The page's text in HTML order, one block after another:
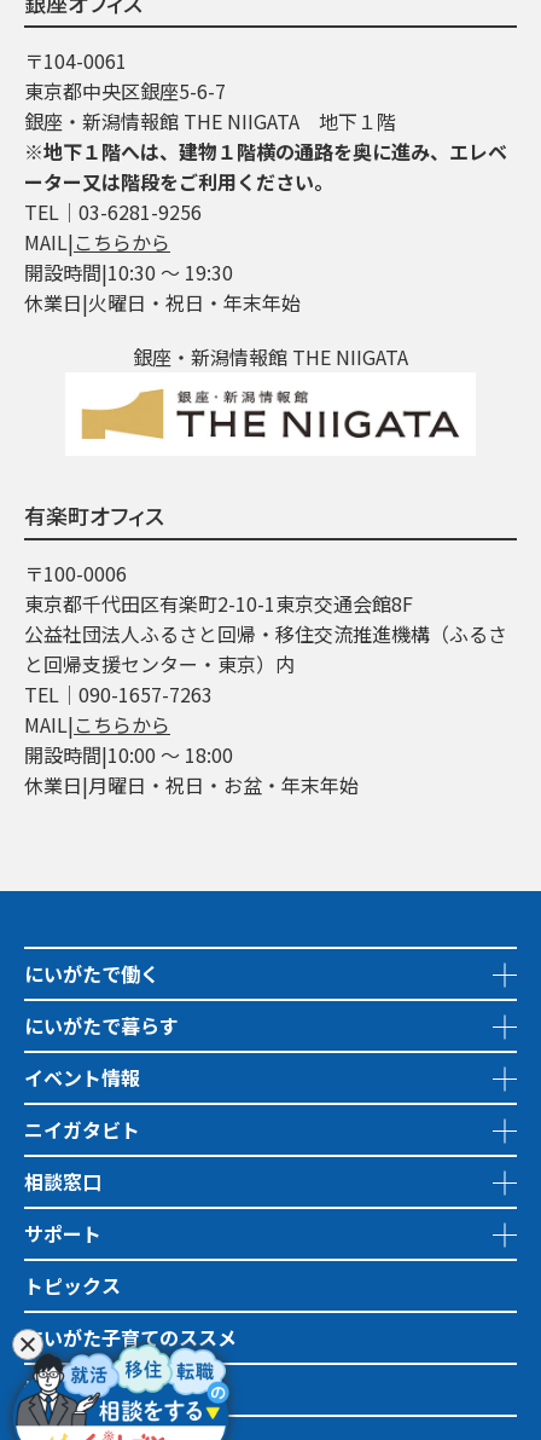
〒104-0061
東京都中央区銀座5-6-7
銀座・新潟情報館 THE NIIGATA 地下１階
※地下１階へは、建物１階横の通路を奥に進み、エレベ
ーター又は階段をご利用ください。
TEL│03-6281-9256
MAIL|こちらから
開設時間|10:30 ～ 19:30
休業日|火曜日・祝日・年末年始
銀座・新潟情報館 THE NIIGATA
有楽町オフィス
〒100-0006
東京都千代田区有楽町2-10-1東京交通会館8F
公益社団法人ふるさと回帰・移住交流推進機構（ふるさ
と回帰支援センター・東京）内
TEL│090-1657-7263
MAIL|こちらから
開設時間|10:00 ～ 18:00
休業日|月曜日・祝日・お盆・年末年始
にいがたで働く
にいがたで暮らす
イベント情報
ニイガタビト
相談窓口
サポート
トピックス
にいがた子育てのススメ
地域おこし協力隊